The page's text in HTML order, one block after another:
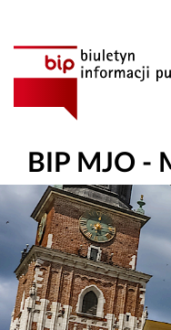
BIP MJO -